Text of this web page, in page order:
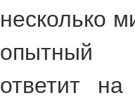
несколько
опытный
ответит